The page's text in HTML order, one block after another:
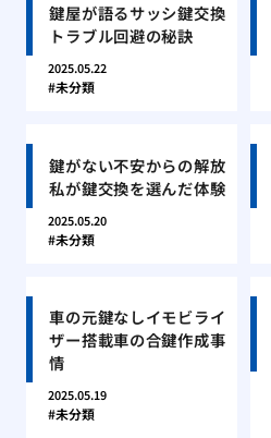
鍵屋が語るサッシ鍵交換
トラブル回避の秘訣
2025.05.22
未分類
鍵がない不安からの解放
私が鍵交換を選んだ体験
2025.05.20
未分類
車の元鍵なしイモビライ
ザー搭載車の合鍵作成事
情
2025.05.19
未分類